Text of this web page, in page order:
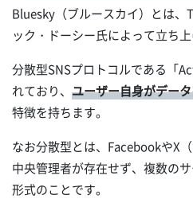
Bluesky（ブルースカイ）とは
ック・ドーシー氏によって立ち上
分散型SNSプロトコルである「
れており、 ユーザー自身がデー
特徴を持ちます。
なお分散型とは、FacebookやX
中央管理者が存在せず、複数の
形式のことです。